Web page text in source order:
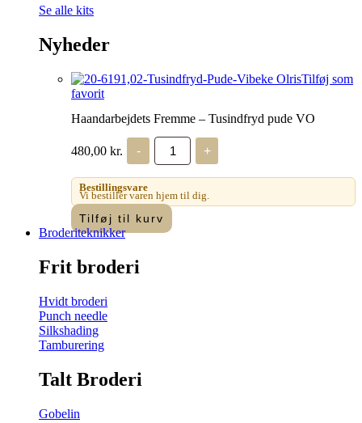
Se alle kits
Nyheder
Tilføj som
favorit
Haandarbejdets Fremme – Tusindfryd pude VO
480,00 kr. -
Haandarbejdets
Fremme
-
Tusindfryd
pude
VO
antal
+
Bestillingsvare
Vi bestiller varen hjem til dig.
Tilføj til kurv
Broderiteknikker
Frit broderi
Hvidt broderi
Punch needle
Silkshading
Tamburering
Talt Broderi
Gobelin